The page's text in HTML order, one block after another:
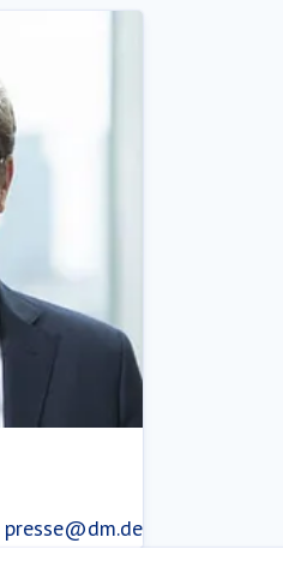
presse@dm.de